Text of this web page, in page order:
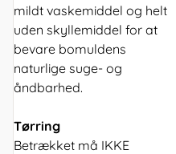
mildt vaskemiddel og helt
uden skyllemiddel for at
bevare bomuldens
naturlige suge- og
åndbarhed.
Tørring
Betrækket må IKKE